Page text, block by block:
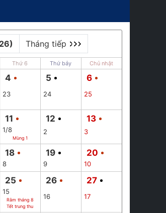
Tháng tiếp
Thứ 6 Thứ bảy Chủ nhật
4
23
5
24
6
25
11
1/8
Mùng 1
12
2
13
3
18
8
19
9
20
10
25
15
Rằm tháng 8
Tết trung thu
26
16
27
17